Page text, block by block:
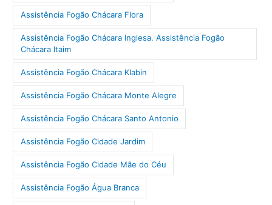
Assistência Fogão Chácara Flora
Assistência Fogão Chácara Inglesa. Assistência Fogão
Chácara Itaim
Assistência Fogão Chácara Klabin
Assistência Fogão Chácara Monte Alegre
Assistência Fogão Chácara Santo Antonio
Assistência Fogão Cidade Jardim
Assistência Fogão Cidade Mãe do Céu
Assistência Fogão Água Branca